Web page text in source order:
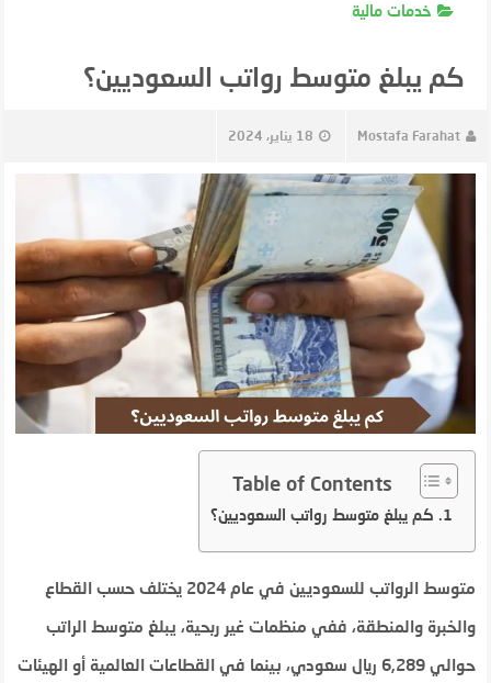
خدمات مالية
كم يبلغ متوسط رواتب السعوديين؟
Mostafa Farahat 18 يناير، 2024
Table of Contents
كم يبلغ متوسط رواتب السعوديين؟
متوسط الرواتب للسعوديين في عام 2024 يختلف حسب القطاع
والخبرة والمنطقة، ففي منظمات غير ربحية، يبلغ متوسط الراتب
حوالي 6,289 ريال سعودي، بينما في القطاعات العالمية أو الهيئات